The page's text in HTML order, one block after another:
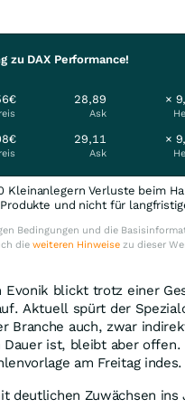
zu DAX Performance!
28,89
Ask
×
29,11
Ask
×
Kleinanlegern Verluste beim
und nicht für
Bedingungen und die
die weiteren Hinweisezu dieser
Evonik blickt trotz einer
Aktuell spürt der
Branche auch, zwar
Dauer ist, bleibt aber
am Freitag indes.
deutlichen Zuwächsen